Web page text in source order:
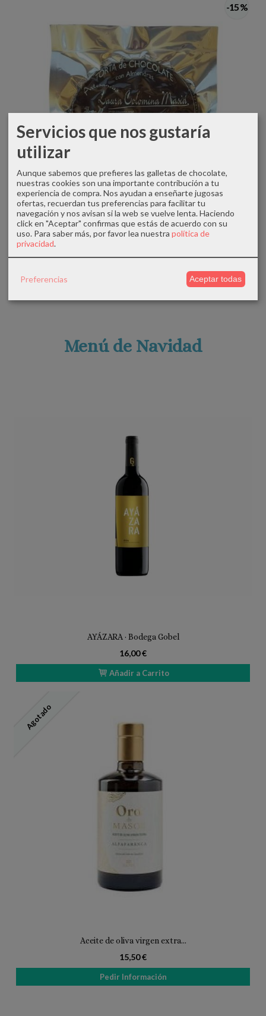
-15 %
Torta de chocolate sin leche con...
6,80 €8,00 €
Menú de Navidad
AYÁZARA · Bodega Gobel
16,00 €
Añadir a Carrito
Agotado
Aceite de oliva virgen extra...
15,50 €
Pedir Información
Servicios que nos gustaría
utilizar
Aunque sabemos que prefieres las galletas de chocolate,
nuestras cookies son una importante contribución a tu
experiencia de compra. Nos ayudan a enseñarte jugosas
ofertas, recuerdan tus preferencias para facilitar tu
navegación y nos avisan si la web se vuelve lenta. Haciendo
click en "Aceptar" confirmas que estás de acuerdo con su
uso. Para saber más, por favor lea nuestra política de
privacidad
Preferencias Aceptar todas